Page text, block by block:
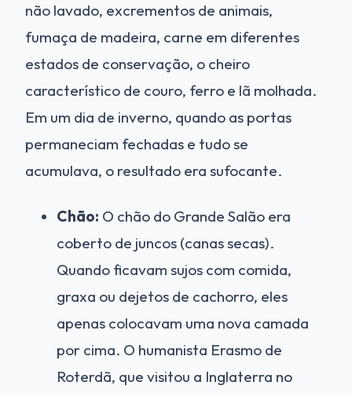
não lavado, excrementos de animais,
fumaça de madeira, carne em diferentes
estados de conservação, o cheiro
característico de couro, ferro e lã molhada.
Em um dia de inverno, quando as portas
permaneciam fechadas e tudo se
acumulava, o resultado era sufocante.
Chão: O chão do Grande Salão era
coberto de juncos (canas secas).
Quando ficavam sujos com comida,
graxa ou dejetos de cachorro, eles
apenas colocavam uma nova camada
por cima. O humanista Erasmo de
Roterdã, que visitou a Inglaterra no